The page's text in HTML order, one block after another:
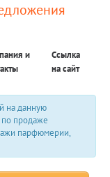
и
Ссылка
на сайт
на данную
по продаже
парфюмерии,